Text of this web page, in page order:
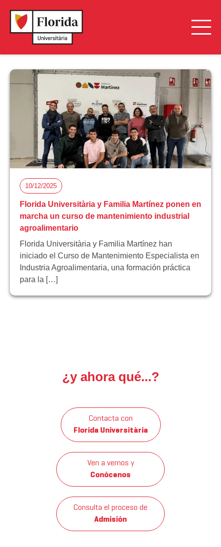
10/12/2025
Florida Universitària y Familia Martínez ponen en
marcha un curso de mantenimiento industrial
agroalimentario
Florida Universitària y Familia Martínez han
iniciado el Curso de Mantenimiento Especialista en
Industria Agroalimentaria, una formación práctica
para la […]
¿y ahora qué...?
Contacta con
Florida Universitària
Ven a vernos y
Conócenos
Consulta el proceso de
Admisión